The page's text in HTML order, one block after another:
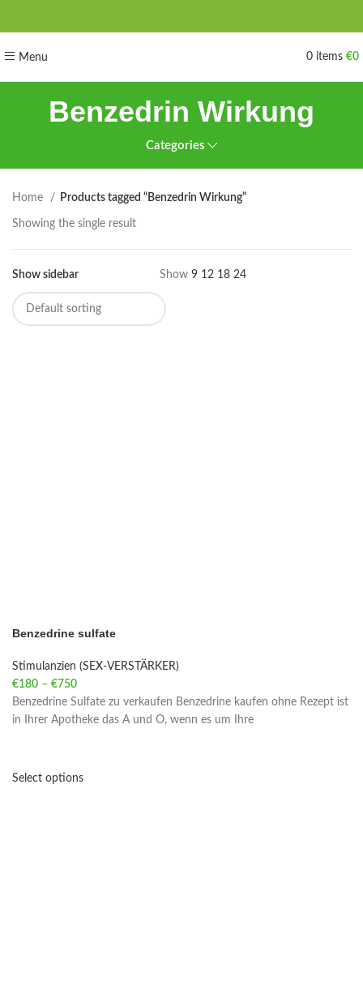
Menu 0 items €0
Benzedrin Wirkung
Categories
Home Products tagged “Benzedrin Wirkung”
Showing the single result
Show sidebar Show 9 12 18 24
Benzedrine sulfate
Stimulanzien (SEX-VERSTÄRKER)
€180 – €750
Benzedrine Sulfate zu verkaufen Benzedrine kaufen ohne Rezept ist
in Ihrer Apotheke das A und O, wenn es um Ihre
Select options